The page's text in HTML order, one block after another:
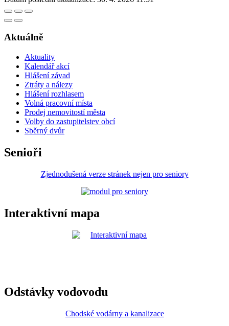
Aktuálně
Aktuality
Kalendář akcí
Hlášení závad
Ztráty a nálezy
Hlášení rozhlasem
Volná pracovní místa
Prodej nemovitostí města
Volby do zastupitelstev obcí
Sběrný dvůr
Senioři
Zjednodušená verze stránek nejen pro seniory
Interaktivní mapa
Odstávky vodovodu
Chodské vodárny a kanalizace